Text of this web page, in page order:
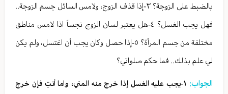
بالضبط على الزوجة؟ ٣-إذا قذف الزوج، ولامس السائل جسم الزوجة..
فهل يجب الغسل؟ ٤-هل يعتبر لسان الزوج نجساً اذا لامس مناطق
مختلفة من جسم المرأة؟ ٥-إذا حصل وكان يجب أن اغتسل، ولم يكن
لي علم بذلك.. فما حكم صلواتي؟
الجواب:
١-يجب عليه الغسل إذا خرج منه المني، واما أنتِ فإن خرج